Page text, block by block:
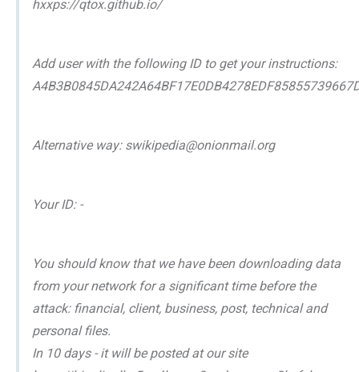
hxxps://qtox.github.io/
Add user with the following ID to get your instructions:
Alternative way: swikipedia@onionmail.org
Your ID: -
You should know that we have been downloading data
from your network for a significant time before the
attack: financial, client, business, post, technical and
personal files.
In 10 days - it will be posted at our site